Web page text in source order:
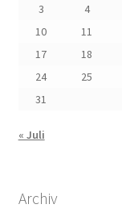
3
4
10
11
17
18
24
25
31
« Juli
Archiv